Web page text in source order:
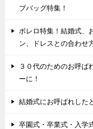
ブバッグ特集！
ボレロ特集！結婚式、
ン、ドレスとの合わせ
３０代のためのお呼ば
ーに！
結婚式にお呼ばれした
卒園式・卒業式・入学